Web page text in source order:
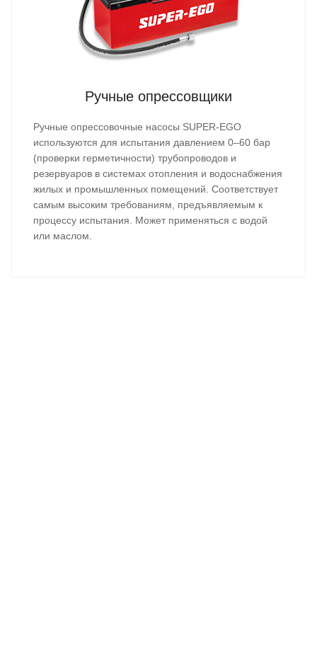
Ручные опрессовщики
Ручные опрессовочные насосы SUPER-EGO
используются для испытания давлением 0–60 бар
(проверки герметичности) трубопроводов и
резервуаров в системах отопления и водоснабжения
жилых и промышленных помещений. Соответствует
самым высоким требованиям, предъявляемым к
процессу испытания. Может применяться с водой
или маслом.